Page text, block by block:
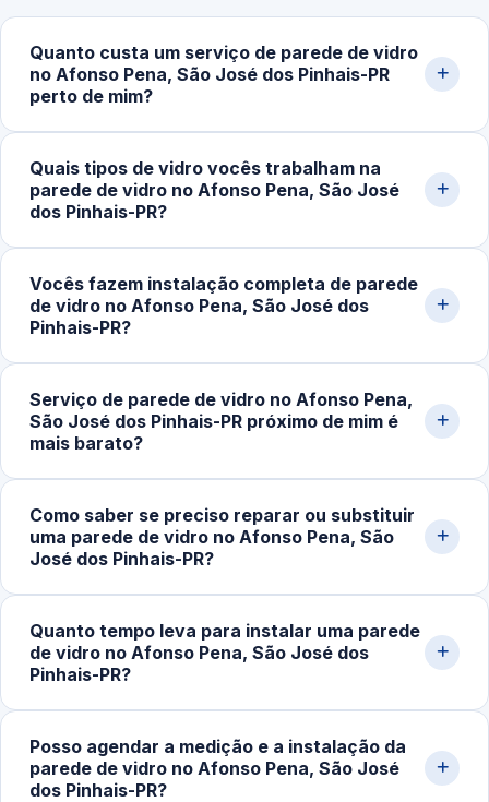
Quanto custa um serviço de parede de vidro
no Afonso Pena, São José dos Pinhais-PR
perto de mim?
estrutura e complexidade. Valores médios ficam entre
R$280,00 e R$1.200,00 por m², podendo mudar
WhatsApp.
Quais tipos de vidro vocês trabalham na
parede de vidro no Afonso Pena, São José
dos Pinhais-PR?
jateado, refletivo e laminado, em espessuras de 8mm,
10mm e 12mm conforme a aplicação e o tamanho do
Vocês fazem instalação completa de parede
de vidro no Afonso Pena, São José dos
Pinhais-PR?
vidro, incluindo painéis fixos, divisórias internas,
fechamentos panorâmicos e estruturas para banheiros.
Serviço de parede de vidro no Afonso Pena,
São José dos Pinhais-PR próximo de mim é
mais barato?
executado por uma vidraçaria próxima da sua
localização, os custos de deslocamento e transporte de
Como saber se preciso reparar ou substituir
uma parede de vidro no Afonso Pena, São
José dos Pinhais-PR?
ao toque, infiltração de ar, ruído excessivo, trincas ou
perda de vedação entre os módulos. Movimentação nas
Quanto tempo leva para instalar uma parede
de vidro no Afonso Pena, São José dos
Pinhais-PR?
temperado, instalações simples levam entre 3 e 6 horas.
Projetos maiores, como fechamentos amplos e
Posso agendar a medição e a instalação da
parede de vidro no Afonso Pena, São José
dos Pinhais-PR?